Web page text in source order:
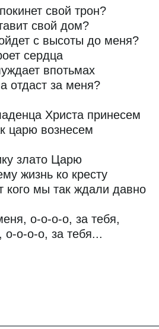
свой трон?
свой дом?
с высоты до меня?
сердца
впотьмах
отдаст за меня?
Христа принесем
царю вознесем
злато Царю
жизнь ко кресту
мы так ждали давно
о-о-о-о, за тебя,
о-о-о, за тебя...